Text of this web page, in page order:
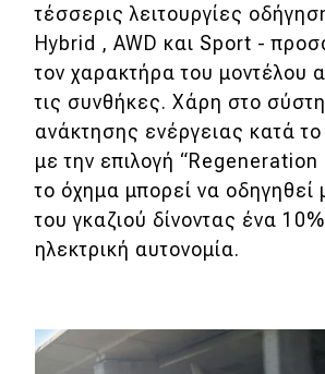
Τεχνολογία
Mobility
Σταθμοί φόρτισης
Classic
Νέα
DRIVE Away
τέσσερις λειτουργίες
Hybrid , AWD και Sport -
τον χαρακτήρα του μοντέλου
τις συνθήκες. Χάρη στο
ανάκτησης ενέργειας κατά
με την επιλογή
το όχημα μπορεί να οδηγηθεί
του γκαζιού δίνοντας ένα
ηλεκτρική αυτονομία.